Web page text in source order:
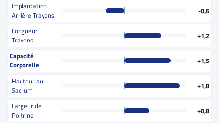
Implantation
Arrière Trayons
-0,6
Longueur
Trayons
+1,2
Capacité
Corporelle
+1,5
Hauteur au
Sacrum
+1,8
Largeur de
Poitrine
+0,8